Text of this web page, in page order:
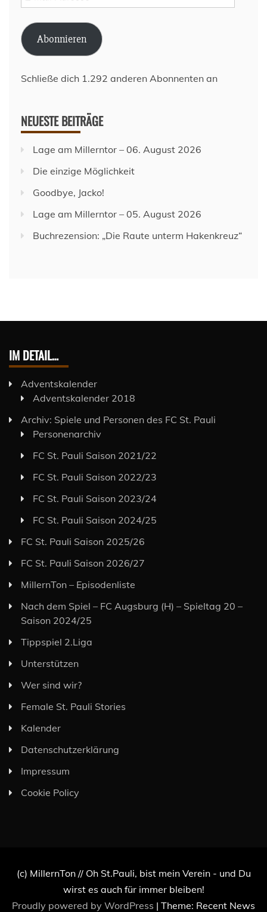
Mail-
Adresse
Abonnieren
Schließe dich 1.292 anderen Abonnenten an
NEUESTE BEITRÄGE
Lage am Millerntor – 06. August 2026
Die einzige Möglichkeit
Goodbye, Jacko!
Lage am Millerntor – 05. August 2026
Buchrezension: „Die Raute unterm Hakenkreuz“
IM DETAIL…
Adventskalender
Adventskalender 2018
Archiv: Spiele und Personen des FC St. Pauli
Personenarchiv
FC St. Pauli Saison 2021/22
FC St. Pauli Saison 2022/23
FC St. Pauli Saison 2023/24
FC St. Pauli Saison 2024/25
FC St. Pauli Saison 2025/26
FC St. Pauli Saison 2026/27
MillernTon – Episodenliste
Nach dem Spiel – FC Augsburg (H) – Spieltag 20 –
Saison 2024/25
Tippspiel 2.Liga
Unterstützen
Wer sind wir?
Female St. Pauli Stories
Kalender
Datenschutzerklärung
Impressum
Cookie Policy
(c) MillernTon // Oh St.Pauli, bist mein Verein - und Du
wirst es auch für immer bleiben!
Proudly powered by WordPress | Theme: Recent News